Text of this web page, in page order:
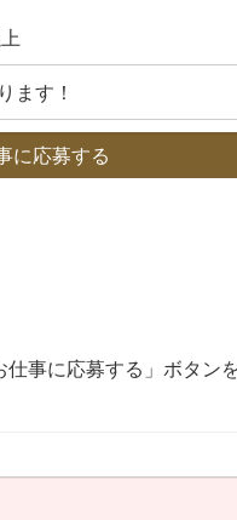
ます！
に応募する
事に応募する」ボタン